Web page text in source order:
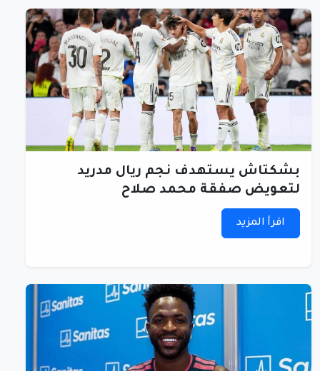
بشكتاش يستهدف نجم ريال مدريد
لتعويض صفقة محمد صلاح
اقرأ المزيد